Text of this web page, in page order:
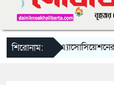
শিরোনাম:
স্টুডেন্ট’স এ্যাসোসিয়েশনের